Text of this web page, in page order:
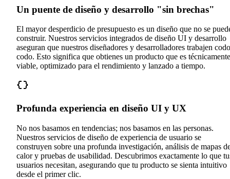
Un puente de diseño y desarrollo "sin brechas"
El mayor desperdicio de presupuesto es un diseño que no se
construir. Nuestros servicios integrados de diseño UI y desarrollo
aseguran que nuestros diseñadores y desarrolladores trabajen
codo. Esto significa que obtienes un producto que es técnicamente
viable, optimizado para el rendimiento y lanzado a tiempo.
Profunda experiencia en diseño UI y UX
No nos basamos en tendencias; nos basamos en las personas.
Nuestros servicios de diseño de experiencia de usuario se
construyen sobre una profunda investigación, análisis de mapas
calor y pruebas de usabilidad. Descubrimos exactamente lo que
usuarios necesitan, asegurando que tu producto se sienta intuitivo
desde el primer clic.